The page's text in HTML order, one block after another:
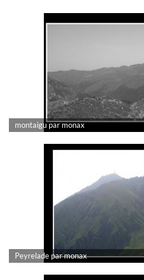
montaigu par monax
Peyrelade par monax